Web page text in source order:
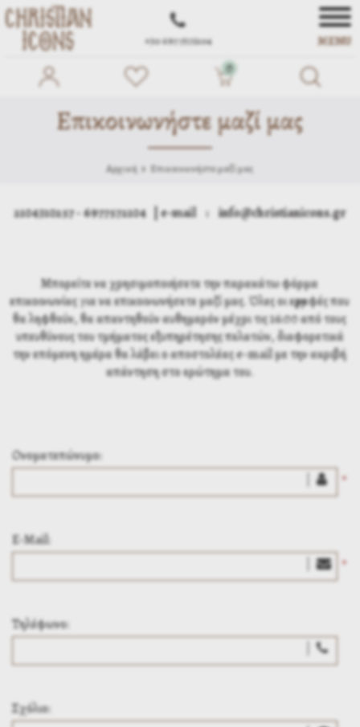
+30 697 7572104 MENU
0
Επικοινωνήστε μαζί μας
Αρχική Επικοινωνήστε μαζί μας
2104310257 - 6977572104 | e-mail : info@christianicons.gr
Μπορείτε να χρησιμοποιήσετε την παρακάτω φόρμα
επικοινωνίας για να επικοινωνήσετε μαζί μας. Όλες οι εγγραφές που
θα ληφθούν, θα απαντηθούν αυθημερόν μέχρι τις 16:00 από τους
υπευθύνους του τμήματος εξυπηρέτησης πελατών, διαφορετικά
την επόμενη ημέρα θα λάβει ο αποστολέας e-mail με την ακριβή
απάντηση στο ερώτημα του.
Ονοματεπώνυμο:
*
E-Mail:
*
Τηλέφωνο:
Σχόλιο: